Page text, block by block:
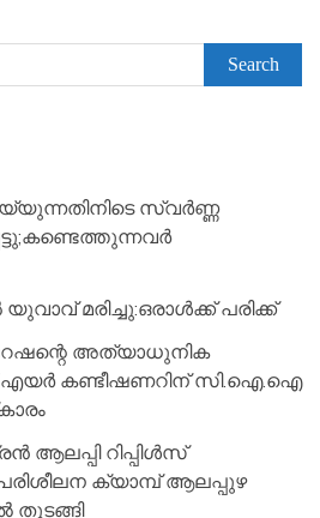
സ്വർണ്ണ
മരിച്ചു:ഒരാൾക്ക് പരിക്ക്
അത്യാധുനിക
കണ്ടീഷണറിന് സി.ഐ.ഐ
ആലപ്പി റിപ്പിൾസ്
ക്യാമ്പ് ആലപ്പുഴ
തുടങ്ങി